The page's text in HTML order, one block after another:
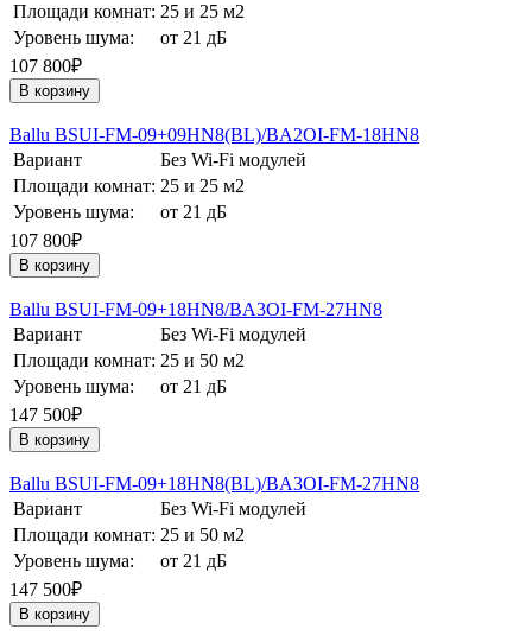
Площади комнат: 25 и 25 м2
Уровень шума:
от 21 дБ
107 800₽
В корзину
Ballu BSUI-FM-09+09HN8(BL)/BA2OI-FM-18HN8
Вариант
Без Wi-Fi модулей
Площади комнат: 25 и 25 м2
Уровень шума:
от 21 дБ
107 800₽
В корзину
Ballu BSUI-FM-09+18HN8/BA3OI-FM-27HN8
Вариант
Без Wi-Fi модулей
Площади комнат: 25 и 50 м2
Уровень шума:
от 21 дБ
147 500₽
В корзину
Ballu BSUI-FM-09+18HN8(BL)/BA3OI-FM-27HN8
Вариант
Без Wi-Fi модулей
Площади комнат: 25 и 50 м2
Уровень шума:
от 21 дБ
147 500₽
В корзину